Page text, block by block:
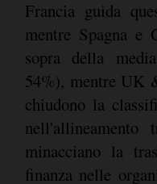
Francia guida
mentre Spagna e
sopra della
54%), mentre UK
chiudono la
minacciano la
finanza nelle